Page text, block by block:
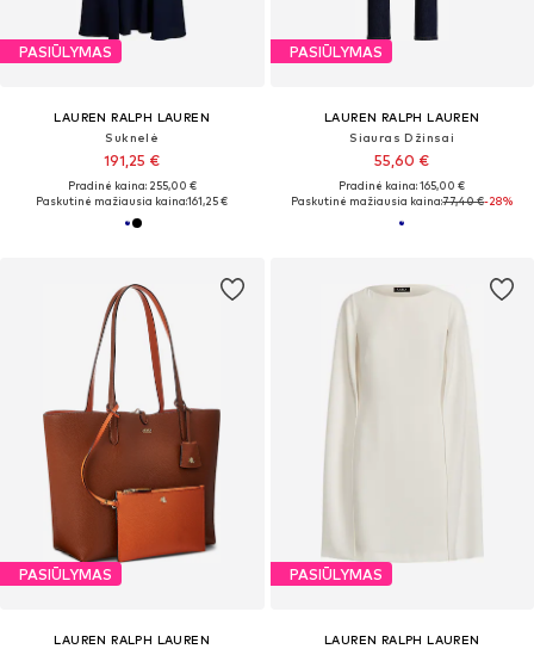
PASIŪLYMAS
LAUREN RALPH LAUREN
Suknelė
191,25 €
Pradinė kaina: 255,00 €
Paskutinė mažiausia kaina:161,25 €
PASIŪLYMAS
LAUREN RALPH LAUREN
Siauras Džinsai
55,60 €
Pradinė kaina: 165,00 €
Paskutinė mažiausia kaina:77,40 €-28%
PASIŪLYMAS
LAUREN RALPH LAUREN
PASIŪLYMAS
LAUREN RALPH LAUREN